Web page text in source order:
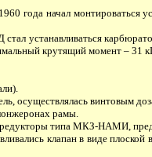
года начал
устанавливаться
крутящий момент –
осуществлялась винтовым
рамы.
типа МКЗ-НАМИ,
клапан в виде